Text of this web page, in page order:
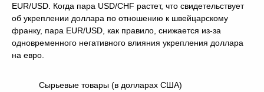
EUR/USD. Когда пара USD/CHF растет, что свидетельствует
об укреплении доллара по отношению к швейцарскому
франку, пара EUR/USD, как правило, снижается из-за
одновременного негативного влияния укрепления доллара
на евро.
Сырьевые товары (в долларах США)